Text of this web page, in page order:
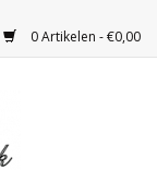
0 Artikelen - €0,00